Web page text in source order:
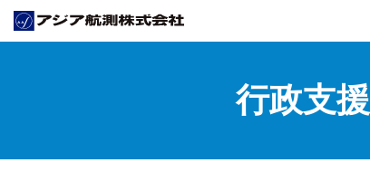
行政支援